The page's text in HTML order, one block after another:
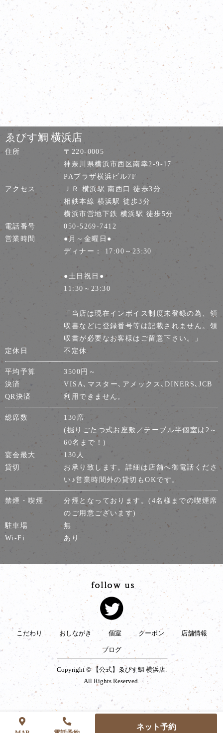
ゑびす鯛 横浜店
住所
〒220-0005
神奈川県横浜市西区南幸2-9-17
PAプラザ横浜ビル7F
アクセス
ＪＲ 横浜駅 南西口 徒歩3分
相鉄本線 横浜駅 徒歩3分
横浜市営地下鉄 横浜駅 徒歩5分
電話番号
050-5269-7412
営業時間
●月～金曜日●
ディナー： 17:00～23:30
●土日祝日●
11:30～23:30
「当店は現在インボイス制度未登録の為、領
収書などに登録番号等は記載されません。領
収書が必要なお客様はご留意下さい。」
定休日
不定休
平均予算
3500円～
決済
VISA､マスター､アメックス､DINERS､JCB
QR決済
利用できません。
総席数
130席
(掘りごたつ式お座敷／テーブル半個室は2～
60名まで！)
宴会最大
130人
貸切
お承り致します。詳細は店舗へ御電話くださ
い♪営業時間外の貸切もOKです。
禁煙・喫煙
分煙となっております。(4名様までの喫煙席
のご用意ございます)
駐車場
無
Wi-Fi
あり
こだわり おしながき 個室 クーポン 店舗情報
ブログ
Copyright © 【公式】ゑびす鯛 横浜店.
All Rights Reserved.
ネット予約